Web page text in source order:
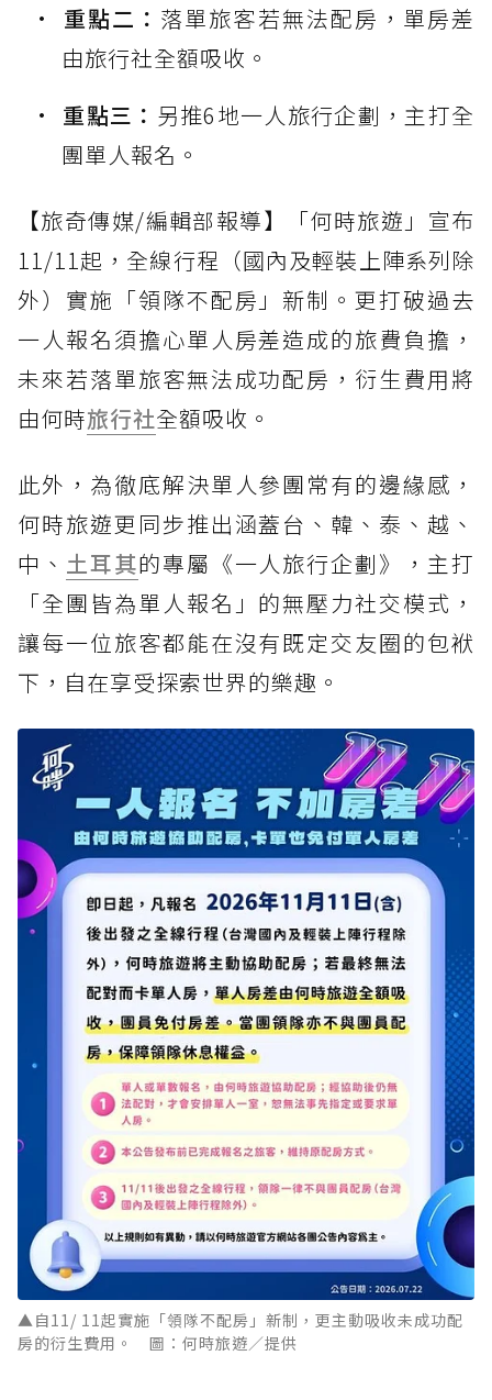
重點二： 落單旅客若無法配房，單房差
由旅行社全額吸收。
重點三： 另推6地一人旅行企劃，主打全
團單人報名。
【旅奇傳媒/編輯部報導】「何時旅遊」宣布
11/11起，全線行程（國內及輕裝上陣系列除
外）實施「領隊不配房」新制。更打破過去
一人報名須擔心單人房差造成的旅費負擔，
未來若落單旅客無法成功配房，衍生費用將
由何時旅行社全額吸收。
此外，為徹底解決單人參團常有的邊緣感，
何時旅遊更同步推出涵蓋台、韓、泰、越、
中、 土耳其的專屬《一人旅行企劃》，主打
「全團皆為單人報名」的無壓力社交模式，
讓每一位旅客都能在沒有既定交友圈的包袱
下，自在享受探索世界的樂趣。
▲自11/ 11起實施「領隊不配房」新制，更主動吸收未成功配
房的衍生費用。 圖：何時旅遊／提供